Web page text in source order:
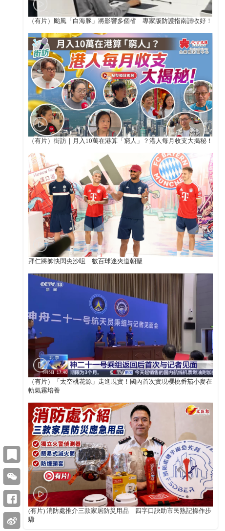
（有片）颱風「白海豚」將影響多個省 專家版防護指南請收好！
（有片）街訪｜月入10萬在港算「窮人」？港人每月收支大揭秘！
拜仁將帥快閃尖沙咀 數百球迷夾道朝聖
（有片）「太空桃花源」走進現實！國內首次實現櫻桃番茄小麥在
軌氣霧培養
(有片) 消防處推介三款家居防災用品 四字口訣助市民熟記操作步
驟